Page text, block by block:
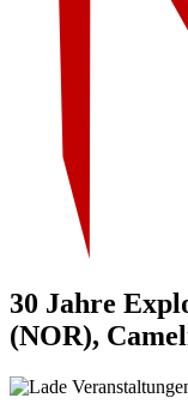
30 Jahre
(NOR),